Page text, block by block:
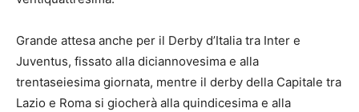
Grande attesa anche per il Derby d’Italia tra Inter e
Juventus, fissato alla diciannovesima e alla
trentaseiesima giornata, mentre il derby della Capitale tra
Lazio e Roma si giocherà alla quindicesima e alla